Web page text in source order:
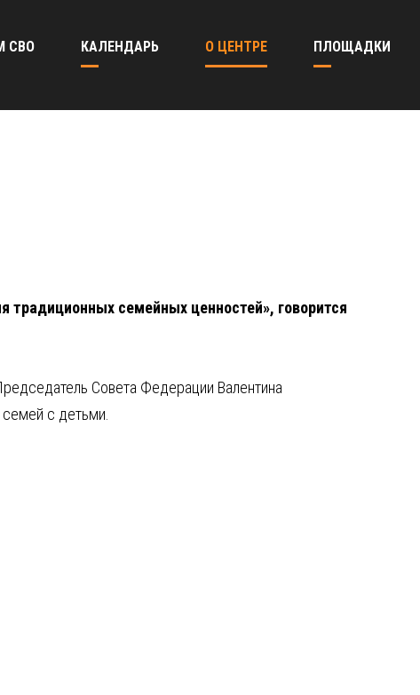
СВО КАЛЕНДАРЬ О ЦЕНТРЕ ПЛОЩАДКИ
традиционных семейных ценностей», говорится
Совета Федерации Валентина
с детьми.